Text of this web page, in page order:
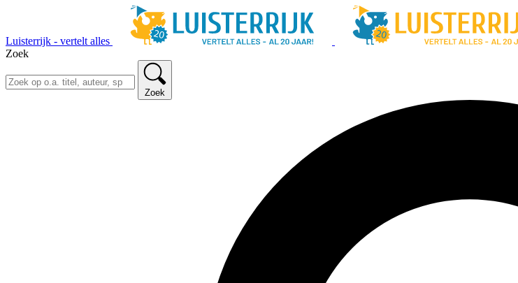
Luisterrijk - vertelt alles
Zoek
Zoek